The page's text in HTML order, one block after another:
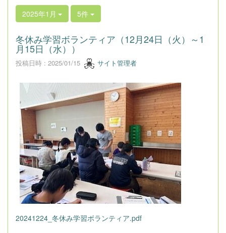
2025年1月 5件
冬休み学習ボランティア（12月24日（火）～1
月15日（水））
投稿日時 : 2025/01/15 サイト管理者
20241224_冬休み学習ボランティア.pdf